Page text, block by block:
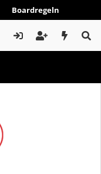
Boardregeln